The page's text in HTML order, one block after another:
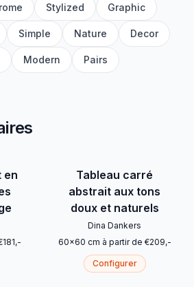
Stylized Graphic
Simple Nature Decor
Modern Pairs
en
181,-
Tableau carré
abstrait aux tons
doux et naturels
Dina Dankers
60x60 cm à partir de €209,-
Configurer